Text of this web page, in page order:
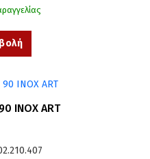
ΙΝΟΧ ART